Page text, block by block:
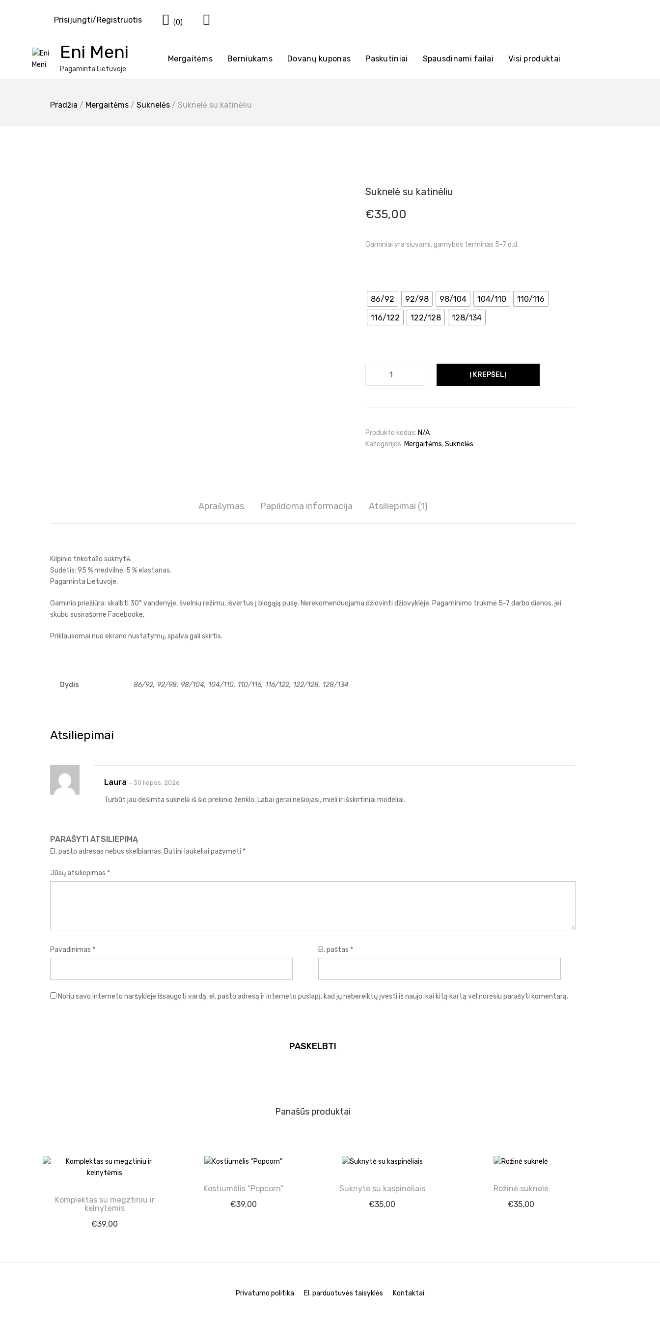
Eni Meni
Pagaminta Lietuvoje
Mergaitėms Berniukams Dovanų kuponas Paskutiniai Spausdinami failai Visi produktai
Prisijungti/Registruotis Krepšelis
(0)
Pradžia / Mergaitėms / Suknelės / Suknelė su katinėliu
Suknelė su katinėliu
€35,00
Gaminiai yra siuvami, gamybos terminas 5-7 d.d.
86/92 92/98 98/104 104/110
110/116
116/122
122/128 128/134
Į KREPŠELĮ
Produkto kodas: N/A
Kategorijos: Mergaitėms,Suknelės
Aprašymas Papildoma informacija Atsiliepimai (1)
Kilpinio trikotažo suknytė.
Sudėtis: 95 % medvilnė, 5 % elastanas.
Pagaminta Lietuvoje.
Gaminio priežiūra: skalbti 30° vandenyje, švelniu režimu, išvertus į blogąją pusę. Nerekomenduojama džiovinti džiovyklėje. Pagaminimo trukmė 5-7 darbo dienos, jei
skubu susirašome Facebooke.
Priklausomai nuo ekrano nustatymų, spalva gali skirtis.
Dydis 86/92, 92/98, 98/104, 104/110, 110/116, 116/122, 122/128, 128/134
Atsiliepimai
Laura – 30 liepos, 2026
Turbūt jau dešimta suknelė iš šio prekinio ženklo. Labai gerai nešiojasi, mieli ir išskirtiniai modeliai.
PARAŠYTI ATSILIEPIMĄ
El. pašto adresas nebus skelbiamas. Būtini laukeliai pažymėti *
Jūsų atsiliepimas *
Pavadinimas * El. paštas *
Noriu savo interneto naršyklėje išsaugoti vardą, el. pašto adresą ir interneto puslapį, kad jų nebereiktų įvesti iš naujo, kai kitą kartą vėl norėsiu parašyti komentarą.
Panašūs produktai
Komplektas su megztiniu ir
kelnytėmis
€39,00
Kostiumėlis “Popcorn”
€39,00
Suknytė su kaspinėliais
€35,00
Rožinė suknelė
€35,00
Privatumo politika El. parduotuvės taisyklės Kontaktai